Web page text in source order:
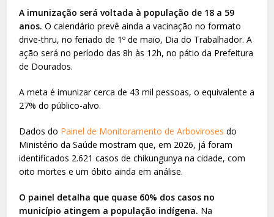
A imunização será voltada à população de 18 a 59
anos. O calendário prevê ainda a vacinação no formato
drive-thru, no feriado de 1º de maio, Dia do Trabalhador. A
ação será no período das 8h às 12h, no pátio da Prefeitura
de Dourados.
A meta é imunizar cerca de 43 mil pessoas, o equivalente a
27% do público-alvo.
Dados do Painel de Monitoramento de Arboviroses do
Ministério da Saúde mostram que, em 2026, já foram
identificados 2.621 casos de chikungunya na cidade, com
oito mortes e um óbito ainda em análise.
O painel detalha que quase 60% dos casos no
município atingem a população indígena. Na